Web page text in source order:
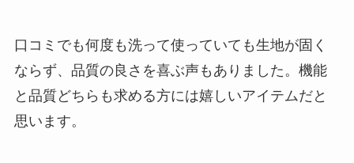
口コミでも何度も洗って使っていても生地が固く
ならず、品質の良さを喜ぶ声もありました。機能
と品質どちらも求める方には嬉しいアイテムだと
思います。